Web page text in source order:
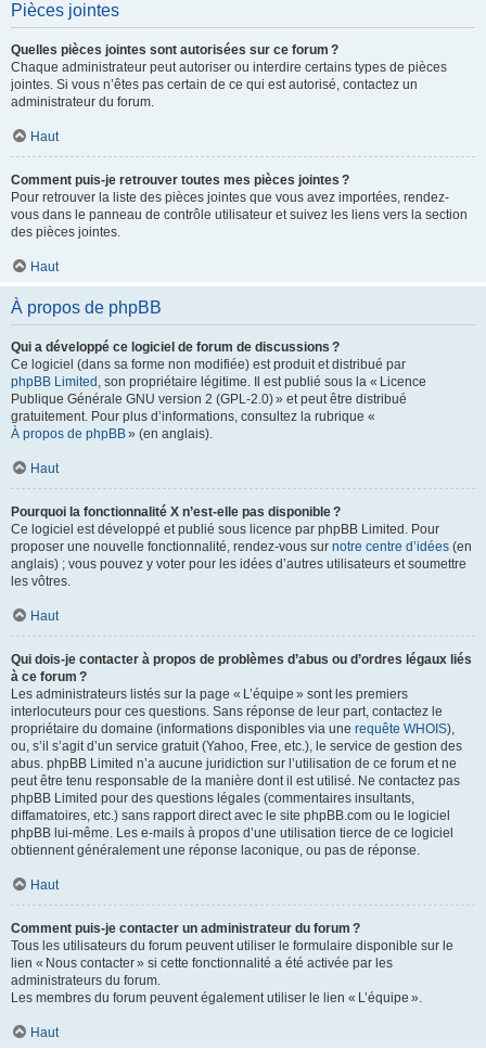
Pièces jointes
Quelles pièces jointes sont autorisées sur ce forum ?
Chaque administrateur peut autoriser ou interdire certains types de pièces
jointes. Si vous n’êtes pas certain de ce qui est autorisé, contactez un
administrateur du forum.
Haut
Comment puis-je retrouver toutes mes pièces jointes ?
Pour retrouver la liste des pièces jointes que vous avez importées, rendez-
vous dans le panneau de contrôle utilisateur et suivez les liens vers la section
des pièces jointes.
Haut
À propos de phpBB
Qui a développé ce logiciel de forum de discussions ?
Ce logiciel (dans sa forme non modifiée) est produit et distribué par
phpBB Limited , son propriétaire légitime. Il est publié sous la « Licence
Publique Générale GNU version 2 (GPL-2.0) » et peut être distribué
gratuitement. Pour plus d’informations, consultez la rubrique «
À propos de phpBB» (en anglais).
Haut
Pourquoi la fonctionnalité X n’est-elle pas disponible ?
Ce logiciel est développé et publié sous licence par phpBB Limited. Pour
proposer une nouvelle fonctionnalité, rendez-vous sur notre centre d’idées (en
anglais) ; vous pouvez y voter pour les idées d’autres utilisateurs et soumettre
les vôtres.
Haut
Qui dois-je contacter à propos de problèmes d’abus ou d’ordres légaux liés
à ce forum ?
Les administrateurs listés sur la page « L’équipe » sont les premiers
interlocuteurs pour ces questions. Sans réponse de leur part, contactez le
propriétaire du domaine (informations disponibles via une requête WHOIS),
ou, s’il s’agit d’un service gratuit (Yahoo, Free, etc.), le service de gestion des
abus. phpBB Limited n’a aucune juridiction sur l’utilisation de ce forum et ne
peut être tenu responsable de la manière dont il est utilisé. Ne contactez pas
phpBB Limited pour des questions légales (commentaires insultants,
diffamatoires, etc.) sans rapport direct avec le site phpBB.com ou le logiciel
phpBB lui-même. Les e-mails à propos d’une utilisation tierce de ce logiciel
obtiennent généralement une réponse laconique, ou pas de réponse.
Haut
Comment puis-je contacter un administrateur du forum ?
Tous les utilisateurs du forum peuvent utiliser le formulaire disponible sur le
lien « Nous contacter » si cette fonctionnalité a été activée par les
administrateurs du forum.
Les membres du forum peuvent également utiliser le lien « L’équipe ».
Haut